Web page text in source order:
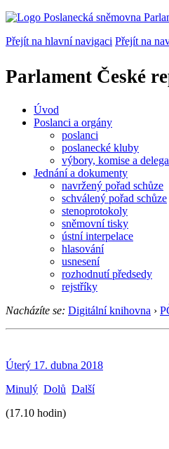
Přejít na hlavní navigaci Přejít na
Parlament České
Úvod
Poslanci a orgány
poslanci
poslanecké kluby
výbory, komise a
Jednání a dokumenty
navržený pořad schůze
schválený pořad schůze
stenoprotokoly
sněmovní tisky
ústní interpelace
hlasování
usnesení
rozhodnutí předsedy
rejstříky
Nacházíte se: Digitální knihovna ›
Úterý 17. dubna 2018
Minulý Dolů Další
(17.10 hodin)